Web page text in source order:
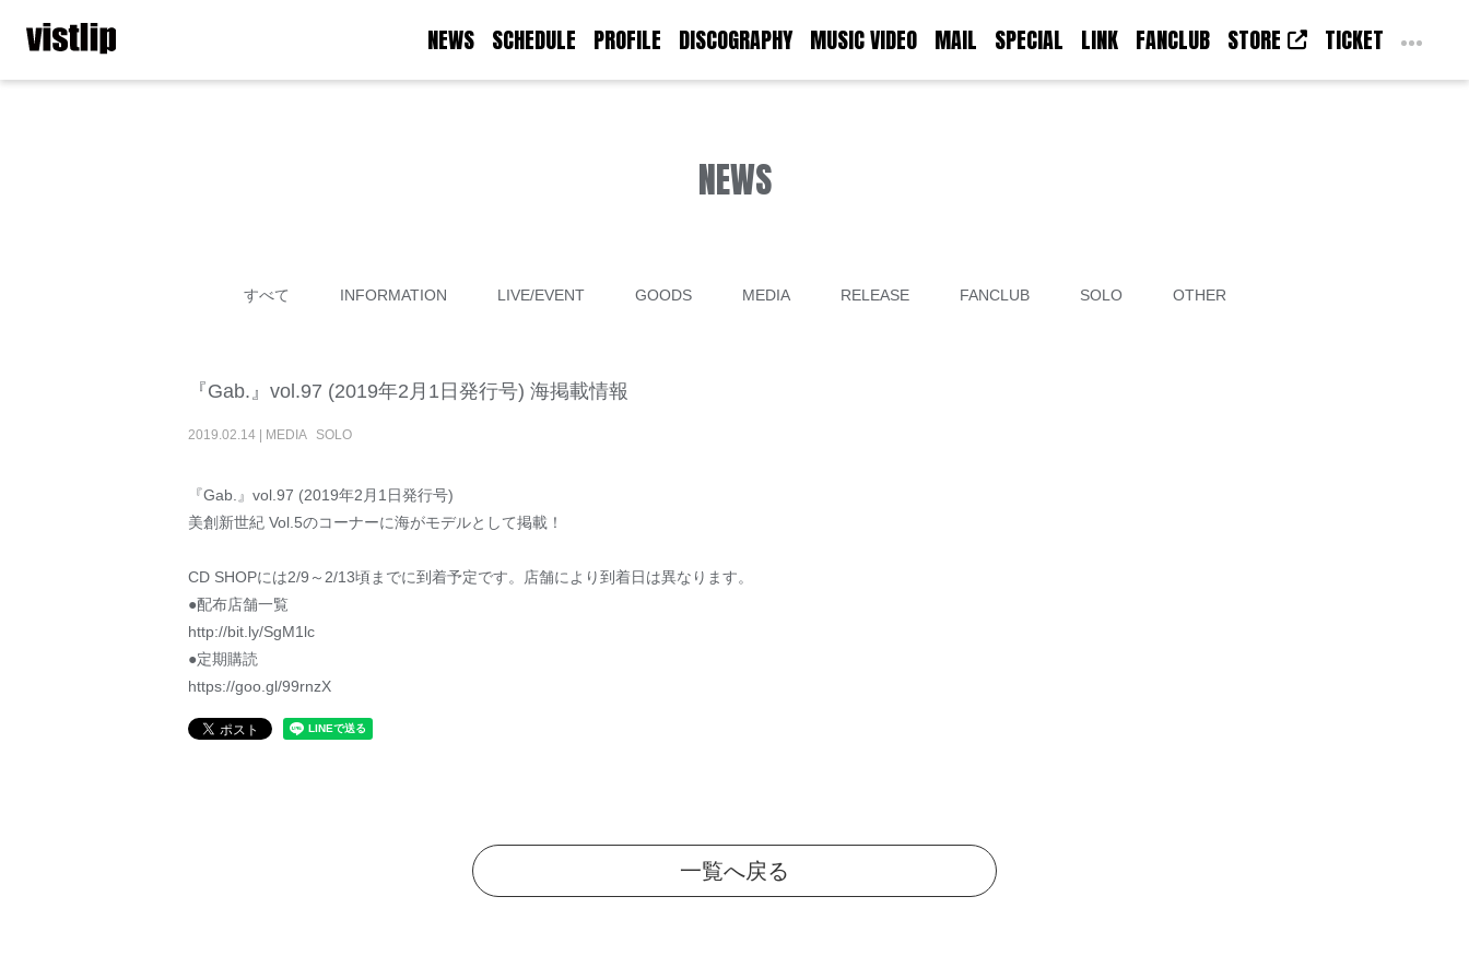
NEWS SCHEDULE PROFILE DISCOGRAPHY MUSIC VIDEO MAIL SPECIAL LINK FANCLUB STORE TICKET
NEWS
すべて INFORMATION LIVE/EVENT GOODS MEDIA RELEASE FANCLUB SOLO OTHER
『Gab.』vol.97 (2019年2月1日発行号) 海掲載情報
2019.02.14 MEDIA SOLO
『Gab.』vol.97 (2019年2月1日発行号)
美創新世紀 Vol.5のコーナーに海がモデルとして掲載！
CD SHOPには2/9～2/13頃までに到着予定です。店舗により到着日は異なります。
●配布店舗一覧
http://bit.ly/SgM1lc
●定期購読
https://goo.gl/99rnzX
一覧へ戻る